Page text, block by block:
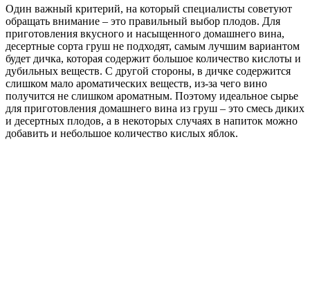
Один важный критерий, на который специалисты советуют
обращать внимание – это правильный выбор плодов. Для
приготовления вкусного и насыщенного домашнего вина,
десертные сорта груш не подходят, самым лучшим вариантом
будет дичка, которая содержит большое количество кислоты и
дубильных веществ. С другой стороны, в дичке содержится
слишком мало ароматических веществ, из-за чего вино
получится не слишком ароматным. Поэтому идеальное сырье
для приготовления домашнего вина из груш – это смесь диких
и десертных плодов, а в некоторых случаях в напиток можно
добавить и небольшое количество кислых яблок.